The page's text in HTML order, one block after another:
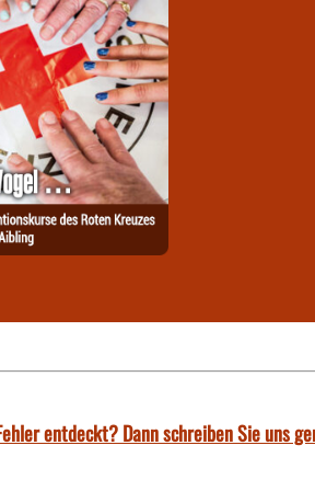
entdeckt? Dann schreiben Sie uns